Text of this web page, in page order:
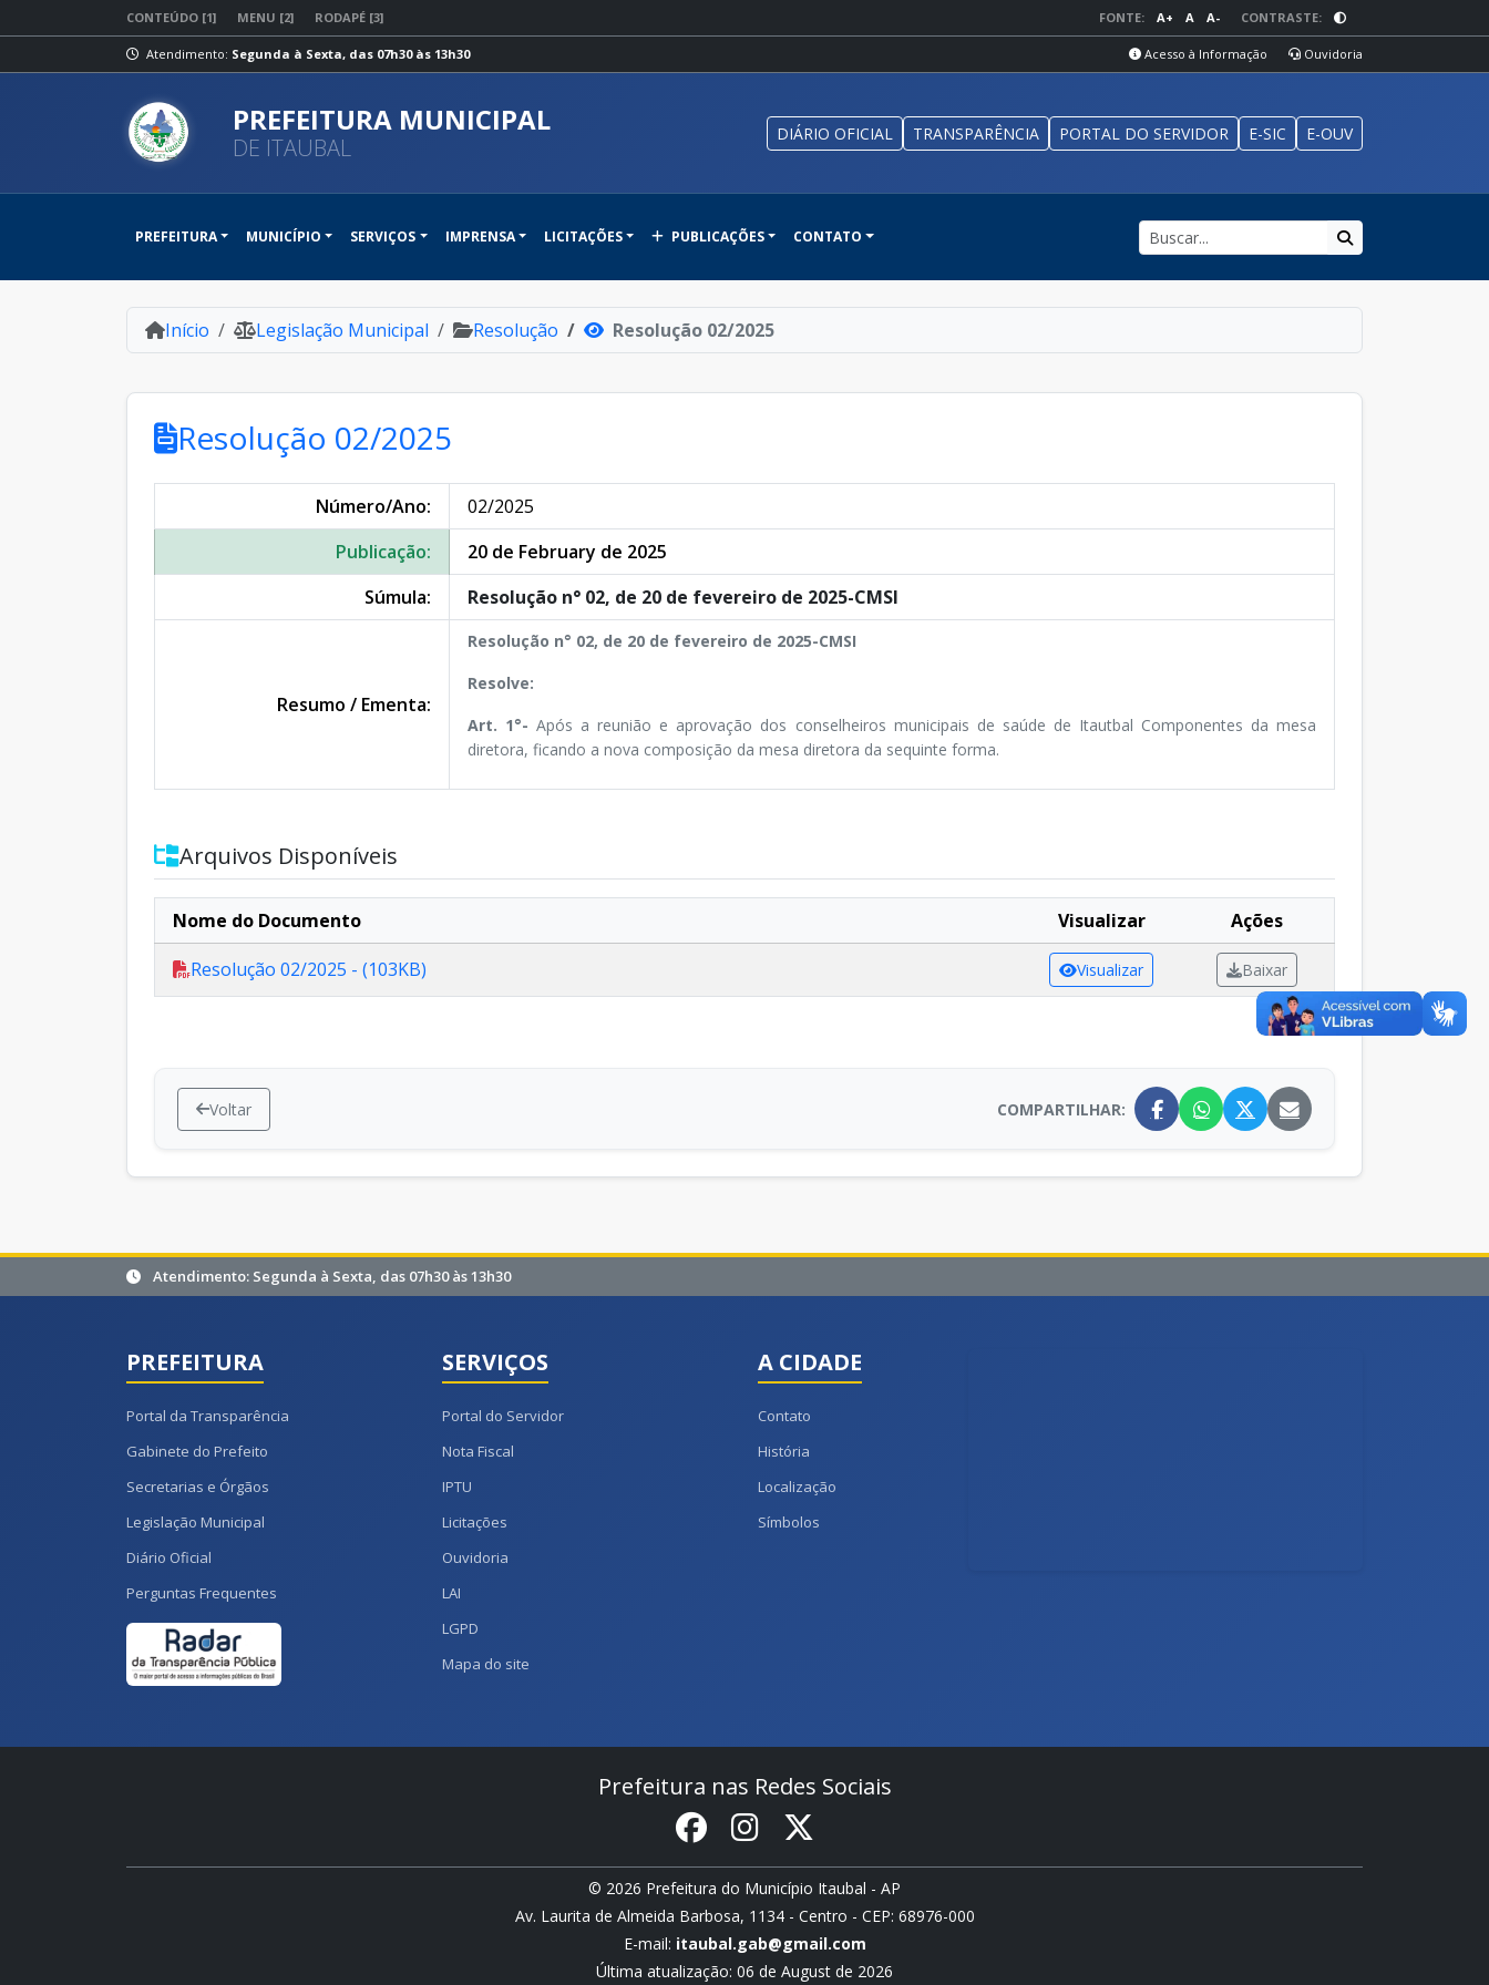
CONTEÚDO [1] MENU [2] RODAPÉ [3] FONTE: A+ A A- CONTRASTE:
Atendimento: Segunda à Sexta, das 07h30 às 13h30 Acesso à Informação Ouvidoria
PREFEITURA MUNICIPAL
DE ITAUBAL DIÁRIO OFICIAL TRANSPARÊNCIA PORTAL DO SERVIDOR E-SIC E-OUV
PREFEITURA MUNICÍPIO SERVIÇOS IMPRENSA LICITAÇÕES PUBLICAÇÕES CONTATO
Início Legislação Municipal Resolução Resolução 02/2025
Resolução 02/2025
Número/Ano:
02/2025
Publicação:
20 de February de 2025
Súmula:
Resolução n° 02, de 20 de fevereiro de 2025-CMSI
Resumo / Ementa:
Resolução n° 02, de 20 de fevereiro de 2025-CMSI
Resolve:
Art. 1°- Após a reunião e aprovação dos conselheiros municipais de saúde de Itautbal Componentes da mesa
diretora, ficando a nova composição da mesa diretora da sequinte forma.
Arquivos Disponíveis
Nome do Documento Visualizar
Ações
Resolução 02/2025 - (103KB)
Visualizar Baixar
Voltar COMPARTILHAR:
Atendimento: Segunda à Sexta, das 07h30 às 13h30
PREFEITURA
Portal da Transparência
Gabinete do Prefeito
Secretarias e Órgãos
Legislação Municipal
Diário Oficial
Perguntas Frequentes
SERVIÇOS
Portal do Servidor
Nota Fiscal
IPTU
Licitações
Ouvidoria
LAI
LGPD
Mapa do site
A CIDADE
Contato
História
Localização
Símbolos
Prefeitura nas Redes Sociais
© 2026 Prefeitura do Município Itaubal - AP
Av. Laurita de Almeida Barbosa, 1134 - Centro - CEP: 68976-000
E-mail: itaubal.gab@gmail.com
Última atualização: 06 de August de 2026